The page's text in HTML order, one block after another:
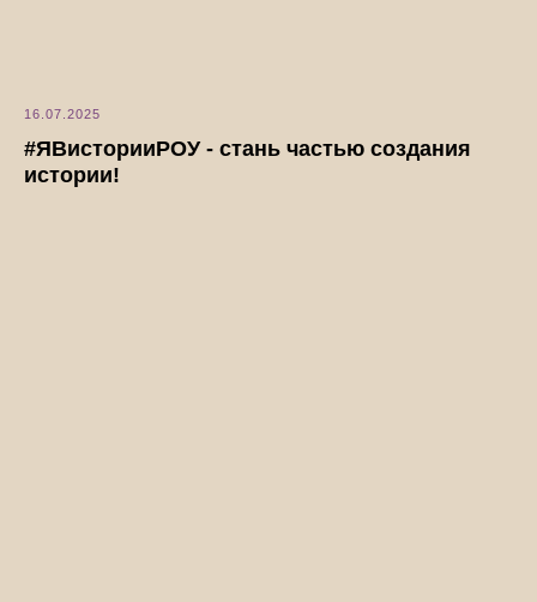
16.07.2025
#ЯВисторииРОУ - стань частью создания
истории!